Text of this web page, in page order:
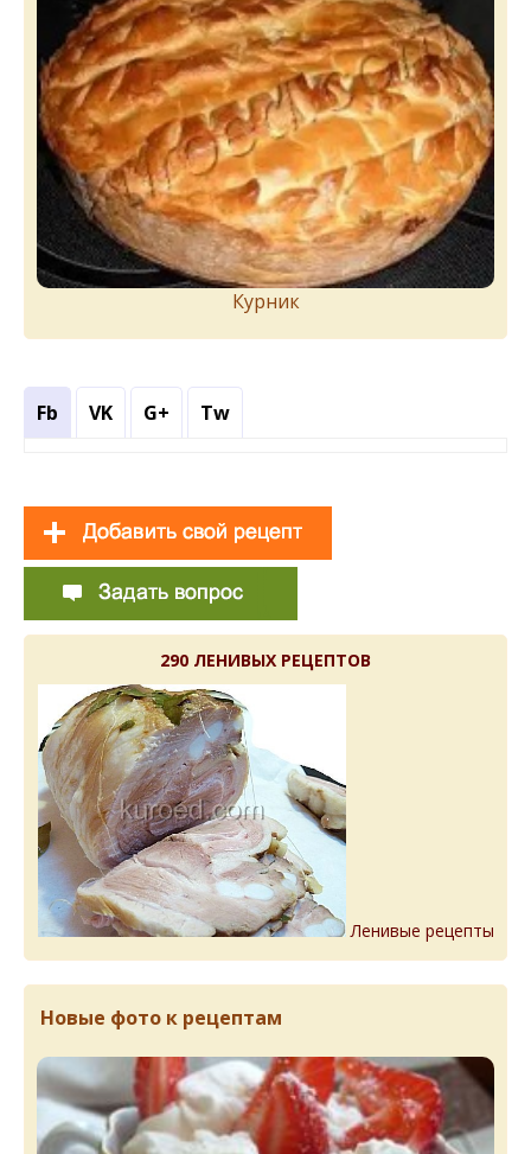
Курник
Fb VK G+ Tw
290 ЛЕНИВЫХ РЕЦЕПТОВ
Ленивые рецепты
Новые фото к рецептам